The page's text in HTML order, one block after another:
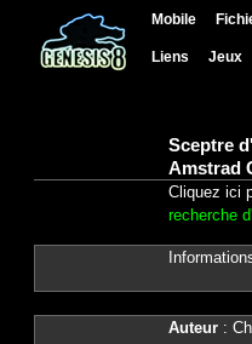
Mobile
Liens Jeux
Sceptre
Amstrad
Cliquez ici
recherche
Auteur: